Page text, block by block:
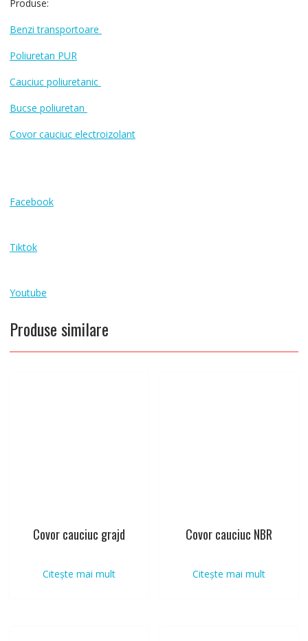
Produse:
Benzi transportoare
Poliuretan PUR
Cauciuc poliuretanic
Bucse poliuretan
Covor cauciuc electroizolant
Facebook
Tiktok
Youtube
Produse similare
Covor cauciuc grajd
Citește mai mult
Covor cauciuc NBR
Citește mai mult